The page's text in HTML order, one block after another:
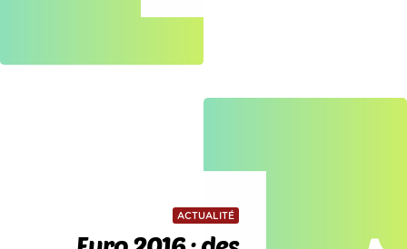
ACTUALITÉ